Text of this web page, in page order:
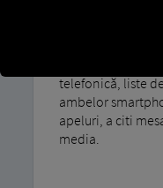
cu ecranul de
avansat. Cu
accesa datele și
telefonică, liste
ambelor
apeluri, a citi
media.